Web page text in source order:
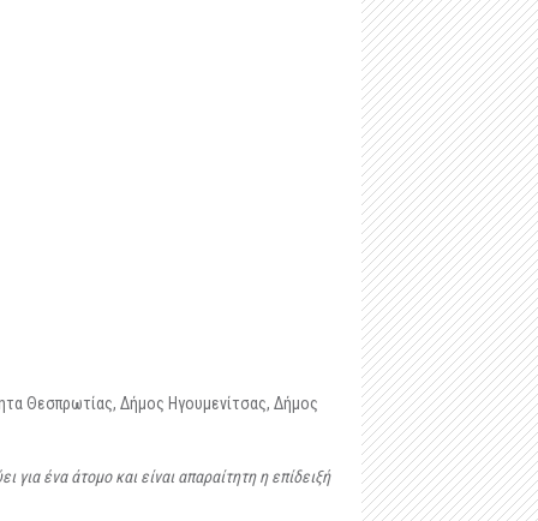
Ταφικό ηρώο στα Μάρμαρα Ζερβοχωρίου
Οχυρό Αγίου Δονάτου Ζερβοχωρίου
Θεσπρωτίας, Δήμος Ηγουμενίτσας, Δήμος
ένα άτομο και είναι απαραίτητη η επίδειξή